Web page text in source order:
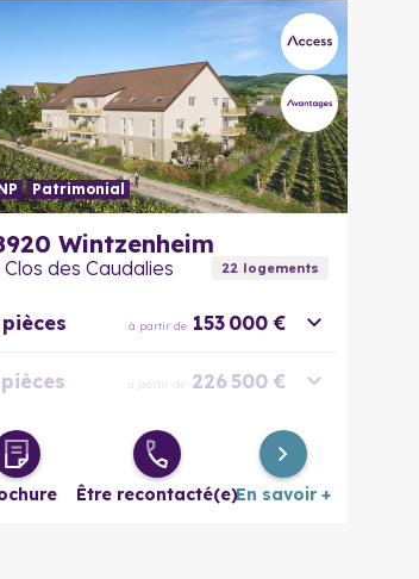
Patrimonial
Wintzenheim
Clos des Caudalies 22logements
à partir de 153 000 €
à partir de 226 500 €
pièces
à partir de 238 000 €
Être recontacté(e)En savoir +